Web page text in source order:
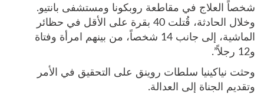
شخصاً العلاج في مقاطعة روبكونا ومستشفى بانتيو.
وخلال الحادثة، قُتلت 40 بقرة على الأقل في حظائر
الماشية، إلى جانب 14 شخصاً، من بينهم امرأة وفتاة
و12 رجلاً”.
وحثت نياكينيا سلطات روينق على التحقيق في الأمر
وتقديم الجناة إلى العدالة.